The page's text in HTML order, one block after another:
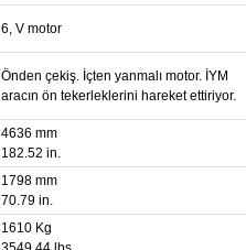
6, V motor
Önden çekiş. İçten yanmalı motor. İYM
aracın ön tekerleklerini hareket ettiriyor.
4636 mm
182.52 in.
1798 mm
70.79 in.
1610 Kg